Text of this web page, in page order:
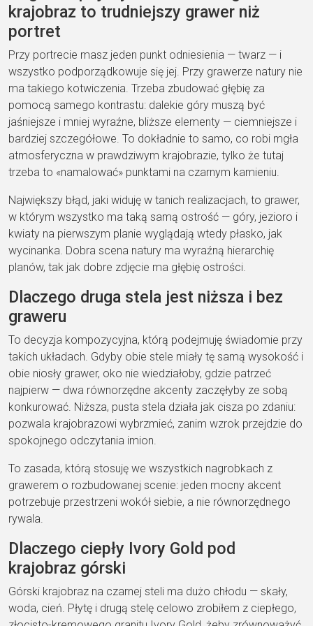
krajobraz to trudniejszy grawer niż
portret
Przy portrecie masz jeden punkt odniesienia — twarz — i
wszystko podporządkowuje się jej. Przy grawerze natury nie
ma takiego kotwiczenia. Trzeba zbudować głębię za
pomocą samego kontrastu: dalekie góry muszą być
jaśniejsze i mniej wyraźne, bliższe elementy — ciemniejsze i
bardziej szczegółowe. To dokładnie to samo, co robi mgła
atmosferyczna w prawdziwym krajobrazie, tylko że tutaj
trzeba to «namalować» punktami na czarnym kamieniu.
Największy błąd, jaki widuję w tanich realizacjach, to grawer,
w którym wszystko ma taką samą ostrość — góry, jezioro i
kwiaty na pierwszym planie wyglądają wtedy płasko, jak
wycinanka. Dobra scena natury ma wyraźną hierarchię
planów, tak jak dobre zdjęcie ma głębię ostrości.
Dlaczego druga stela jest niższa i bez
graweru
To decyzja kompozycyjna, którą podejmuję świadomie przy
takich układach. Gdyby obie stele miały tę samą wysokość i
obie niosły grawer, oko nie wiedziałoby, gdzie patrzeć
najpierw — dwa równorzędne akcenty zaczęłyby ze sobą
konkurować. Niższa, pusta stela działa jak cisza po zdaniu:
pozwala krajobrazowi wybrzmieć, zanim wzrok przejdzie do
spokojnego odczytania imion.
To zasada, którą stosuję we wszystkich nagrobkach z
grawerem o rozbudowanej scenie: jeden mocny akcent
potrzebuje przestrzeni wokół siebie, a nie równorzędnego
rywala.
Dlaczego ciepły Ivory Gold pod
krajobraz górski
Górski krajobraz na czarnej steli ma dużo chłodu — skały,
woda, cień. Płytę i drugą stelę celowo zrobiłem z ciepłego,